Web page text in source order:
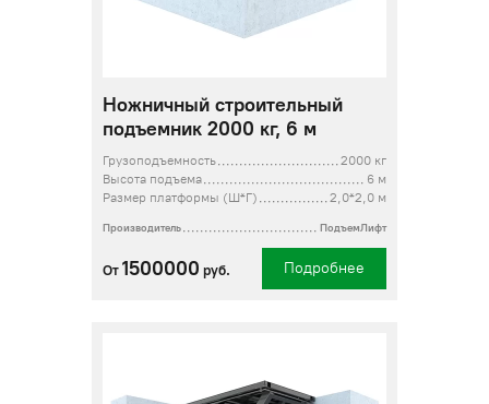
Ножничный строительный
подъемник 2000 кг, 6 м
Грузоподъемность
2000 кг
Высота подъема
6 м
Размер платформы (Ш*Г)
2,0*2,0 м
Производитель ПодъемЛифт
От 1500000 руб. Подробнее